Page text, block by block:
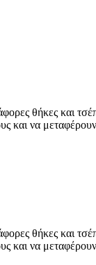
θήκες και
και να
θήκες και
και να